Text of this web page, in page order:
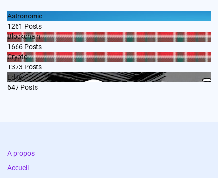
Astronomie
1261 Posts
Blockchain
1666 Posts
Crypto
1373 Posts
Edito
647 Posts
A propos
Accueil